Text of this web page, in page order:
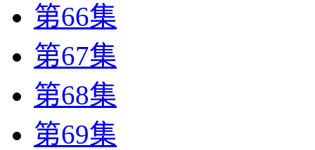
第66集
第67集
第68集
第69集